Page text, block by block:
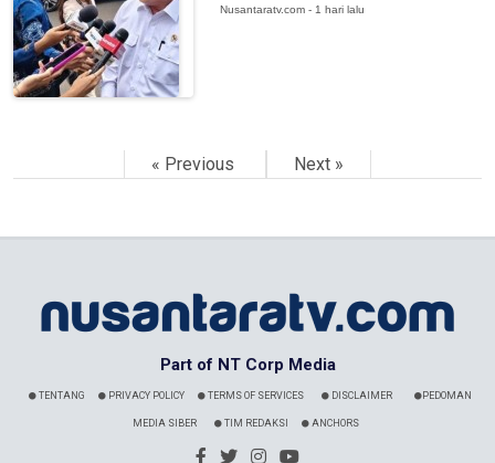
Nusantaratv.com - 1 hari lalu
« Previous Next »
Part of NT Corp Media
TENTANG PRIVACY POLICY TERMS OF SERVICES DISCLAIMER PEDOMAN
MEDIA SIBER TIM REDAKSI ANCHORS